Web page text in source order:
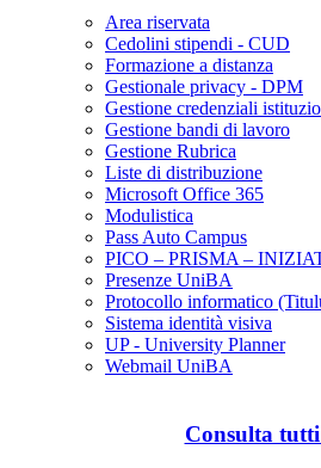
Area riservata
Cedolini stipendi - CUD
Formazione a distanza
Gestionale privacy - DPM
Gestione credenziali
Gestione bandi di lavoro
Gestione Rubrica
Liste di distribuzione
Microsoft Office 365
Modulistica
Pass Auto Campus
PICO – PRISMA –
Presenze UniBA
Protocollo informatico
Sistema identità visiva
UP - University Planner
Webmail UniBA
Consulta